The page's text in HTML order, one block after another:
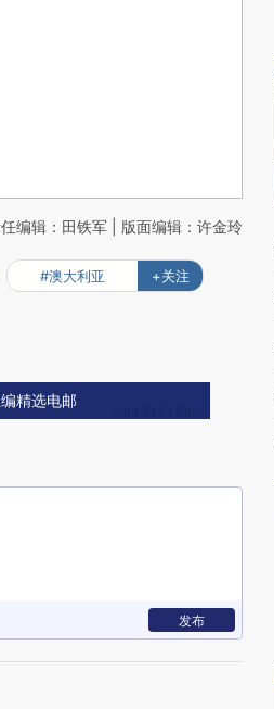
编辑：田铁军 | 版面编辑：许金玲
#澳大利亚 +关注
精选电邮
发布